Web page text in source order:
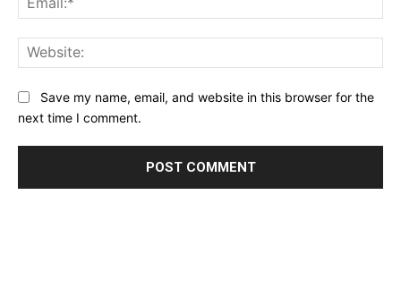
Save my name, email, and website in this browser for the
next time I comment.